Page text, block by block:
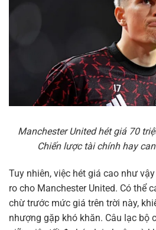
Manchester United hét giá 70
Chiến lược tài chính hay
Tuy nhiên, việc hét giá cao như
ro cho Manchester United. Có thể
chừ trước mức giá trên trời này,
nhượng gặp khó khăn. Câu lạc bộ